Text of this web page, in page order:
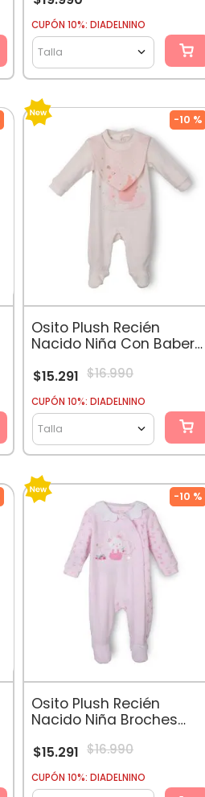
CUPÓN 10%: DIADELNINO
Talla
Osito Plush Recién
Nacido Niña Con Babero
-10 %
$15.291 $16.990
CUPÓN 10%: DIADELNINO
Talla
Osito Plush Recién
Nacido Niña Broches
-10 %
$15.291 $16.990
CUPÓN 10%: DIADELNINO